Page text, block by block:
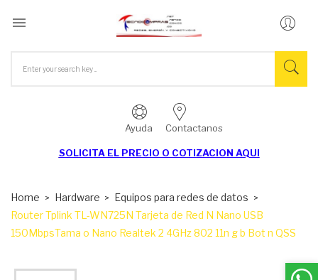

Ayuda Contactanos
SOLICITA EL PRECIO O COTIZACION AQUI
Home Hardware
Equipos para redes de datos
Router Tplink TL-WN725N Tarjeta de Red N Nano USB
150MbpsTama o Nano Realtek 2 4GHz 802 11n g b Bot n QSS